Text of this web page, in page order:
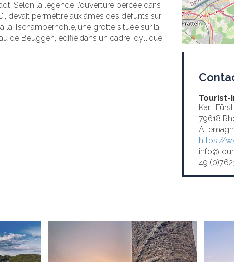
Selon la légende, l’ouverture percée dans
devait permettre aux âmes des défunts sur
la Tschamberhöhle, une grotte située sur la
de Beuggen, édifié dans un cadre idyllique
Tourist-
Karl-
79618
https://
49